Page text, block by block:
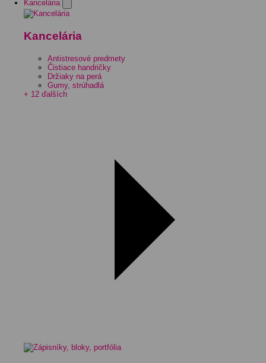
Kancelária
Kancelária
Antistresové predmety
Čistiace handričky
Držiaky na perá
Gumy, strúhadlá
+ 12 ďalších